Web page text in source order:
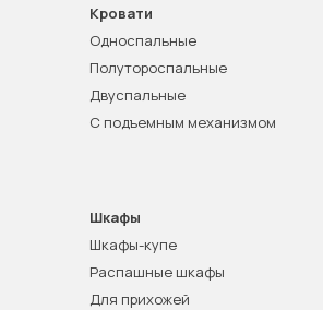
Кровати
Односпальные
Полутороспальные
Двуспальные
С подъемным механизмом
Шкафы
Шкафы-купе
Распашные шкафы
Для прихожей